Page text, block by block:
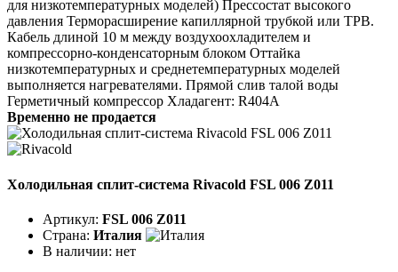
для низкотемпературных моделей) Прессостат высокого
давления Терморасширение капиллярной трубкой или ТРВ.
Кабель длиной 10 м между воздухоохладителем и
компрессорно-конденсаторным блоком Оттайка
низкотемпературных и среднетемпературных моделей
выполняется нагревателями. Прямой слив талой воды
Герметичный компрессор Хладагент: R404A
Временно не продается
Холодильная сплит-система Rivacold FSL 006 Z011
Артикул: FSL 006 Z011
Страна: Италия
В наличии: нет